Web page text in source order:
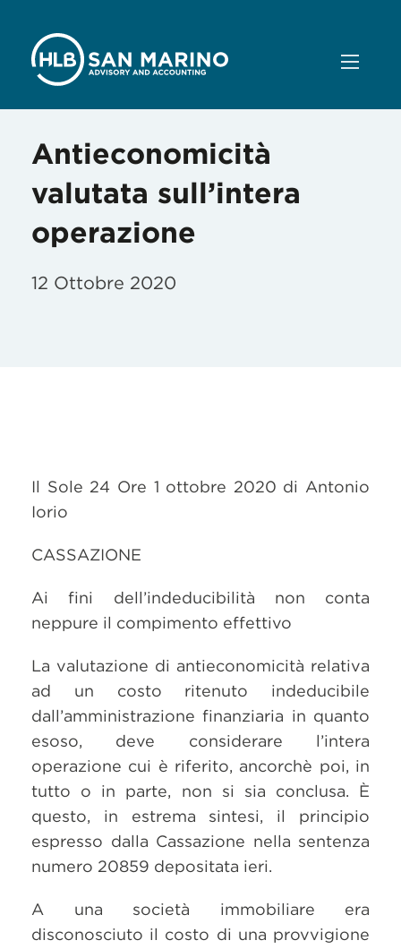
Antieconomicità
valutata sull’intera
operazione
12 Ottobre 2020
Il Sole 24 Ore 1 ottobre 2020 di Antonio
Iorio
CASSAZIONE
Ai fini dell’indeducibilità non conta
neppure il compimento effettivo
La valutazione di antieconomicità relativa
ad un costo ritenuto indeducibile
dall’amministrazione finanziaria in quanto
esoso, deve considerare l’intera
operazione cui è riferito, ancorchè poi, in
tutto o in parte, non si sia conclusa. È
questo, in estrema sintesi, il principio
espresso dalla Cassazione nella sentenza
numero 20859 depositata ieri.
A una società immobiliare era
disconosciuto il costo di una provvigione